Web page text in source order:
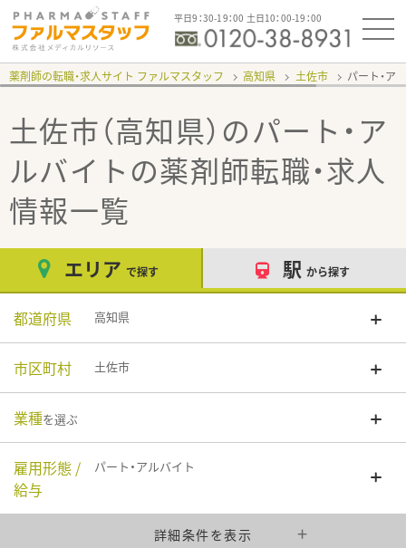
平日9：30-19：00 土日10：00-19：00
薬剤師の転職・求人サイト ファルマスタッフ 高知県 土佐市 パート・ア
土佐市（高知県）のパート・ア
ルバイトの薬剤師転職・求人
情報一覧
エリア で探す 駅 から探す
都道府県 高知県
市区町村 土佐市
業種を選ぶ
雇用形態 /
給与
パート・アルバイト
詳細条件を表示